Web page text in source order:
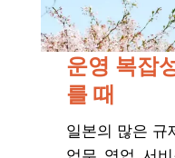
운영 복잡
를 때
일본의 많은 규